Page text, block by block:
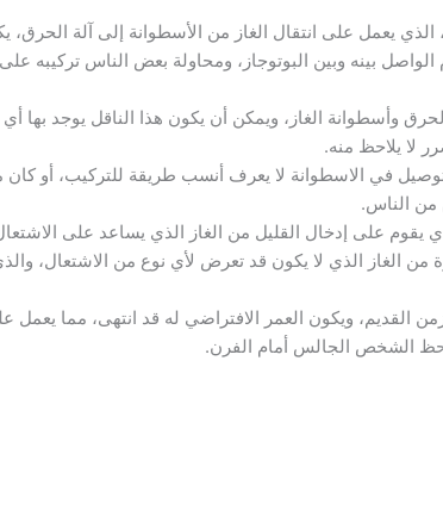
يعمل على انتقال الغاز من الأسطوانة إلى آلة الحرق،
بينه وبين البوتوجاز، ومحاولة بعض الناس تركيبه
وأسطوانة الغاز، ويمكن أن يكون هذا الناقل يوجد بها
لا يلاحظ منه.
في الاسطوانة لا يعرف أنسب طريقة للتركيب، أو كان
من الناس.
على إدخال القليل من الغاز الذي يساعد على
الغاز الذي لا يكون قد تعرض لأي نوع من الاشتعال،
القديم، ويكون العمر الافتراضي له قد انتهى، مما
الشخص الجالس أمام الفرن.